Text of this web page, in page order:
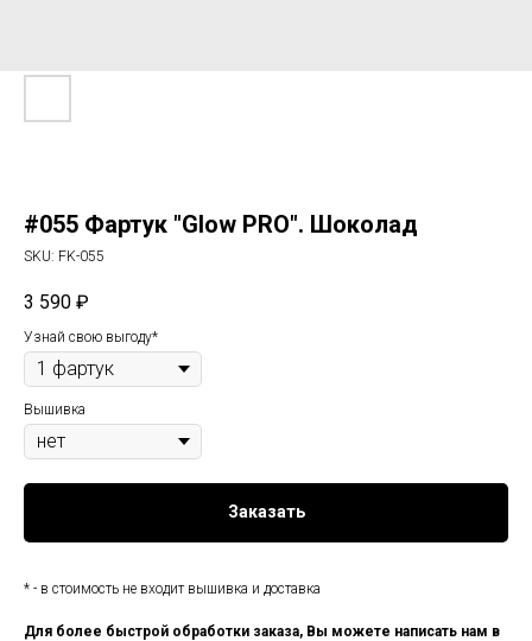
#055 Фартук "Glow PRO". Шоколад
SKU: FK-055
3 590 ₽
Узнай свою выгоду*
Вышивка
Заказать
* - в стоимость не входит вышивка и доставка
Для более быстрой обработки заказа, Вы можете написать нам в